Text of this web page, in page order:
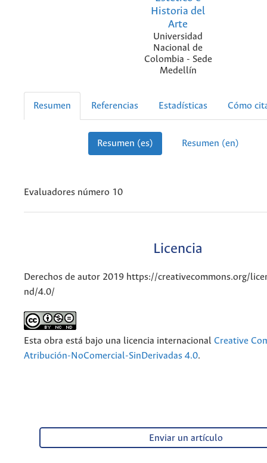
Historia del
Arte
Universidad
Nacional de
Colombia - Sede
Medellín
Resumen Referencias Estadísticas Cómo
Resumen (es) Resumen (en)
Evaluadores número 10
Licencia
Derechos de autor 2019 https://creativecommons.org/
nd/4.0/
Esta obra está bajo una licencia internacional Creative
Atribución-NoComercial-SinDerivadas 4.0.
Enviar un artículo